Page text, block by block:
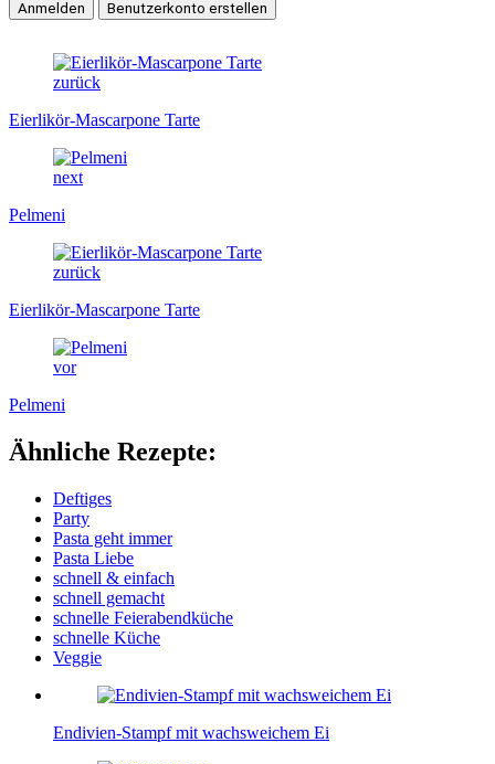
zurück
Eierlikör-Mascarpone Tarte
next
Pelmeni
zurück
Eierlikör-Mascarpone Tarte
vor
Pelmeni
Ähnliche Rezepte:
Deftiges
Party
Pasta geht immer
Pasta Liebe
schnell & einfach
schnell gemacht
schnelle Feierabendküche
schnelle Küche
Veggie
Endivien-Stampf mit wachsweichem Ei